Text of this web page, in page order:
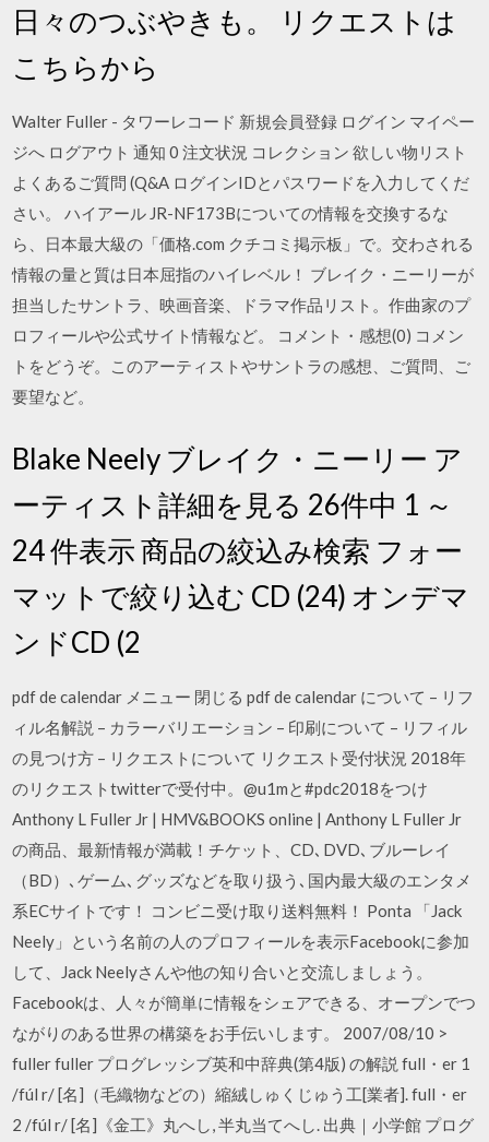
日々のつぶやきも。 リクエストは
こちらから
Walter Fuller - タワーレコード 新規会員登録 ログイン マイペー
ジへ ログアウト 通知 0 注文状況 コレクション 欲しい物リスト
よくあるご質問 (Q&A ログインIDとパスワードを入力してくだ
さい。 ハイアール JR-NF173Bについての情報を交換するな
ら、日本最大級の「価格.com クチコミ掲示板」で。交わされる
情報の量と質は日本屈指のハイレベル！ ブレイク・ニーリーが
担当したサントラ、映画音楽、ドラマ作品リスト。作曲家のプ
ロフィールや公式サイト情報など。 コメント・感想(0) コメン
トをどうぞ。このアーティストやサントラの感想、ご質問、ご
要望など。
Blake Neely ブレイク・ニーリー ア
ーティスト詳細を見る 26件中 1 ～
24 件表示 商品の絞込み検索 フォー
マットで絞り込む CD (24) オンデマ
ンドCD (2
pdf de calendar メニュー 閉じる pdf de calendar について – リフ
ィル名解説 – カラーバリエーション – 印刷について – リフィル
の見つけ方 – リクエストについて リクエスト受付状況 2018年
のリクエストtwitterで受付中。@u1mと#pdc2018をつけ
Anthony L Fuller Jr | HMV&BOOKS online | Anthony L Fuller Jr
の商品、最新情報が満載！チケット、CD､DVD､ブルーレイ
（BD）､ゲーム､グッズなどを取り扱う､国内最大級のエンタメ
系ECサイトです！ コンビニ受け取り送料無料！ Ponta 「Jack
Neely」という名前の人のプロフィールを表示Facebookに参加
して、Jack Neelyさんや他の知り合いと交流しましょう。
Facebookは、人々が簡単に情報をシェアできる、オープンでつ
ながりのある世界の構築をお手伝いします。 2007/08/10 >
fuller fuller プログレッシブ英和中辞典(第4版) の解説 full・er 1
/fúl r/ [名]（毛織物などの）縮絨しゅくじゅう工[業者]. full・er
2 /fúl r/ [名]《金工》丸へし, 半丸当てへし. 出典｜小学館 プログ